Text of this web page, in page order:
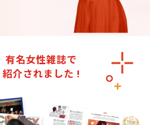
有名女性雑誌で
紹介されました !